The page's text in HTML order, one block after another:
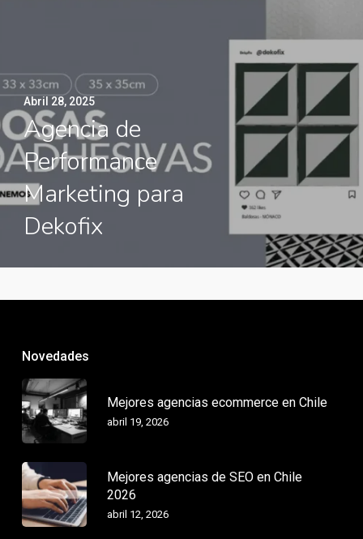
Abril 28, 2025
Agencia de
Performance
Marketing para
Dekofix
Novedades
Mejores agencias ecommerce en Chile
abril 19, 2026
Mejores agencias de SEO en Chile
2026
abril 12, 2026